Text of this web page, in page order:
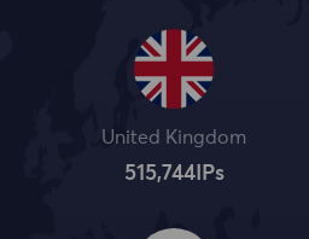
United Kingdom
515,745IPs